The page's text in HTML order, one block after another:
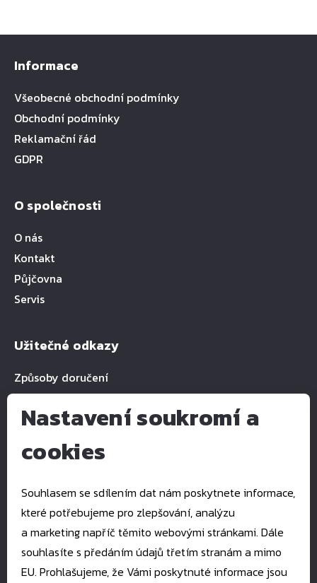
Informace
Všeobecné obchodní podmínky
Obchodní podmínky
Reklamační řád
GDPR
O společnosti
O nás
Kontakt
Půjčovna
Servis
Užitečné odkazy
Způsoby doručení
Kontakty
Tel.:
+420 777 993 939
Štefánikova 1512
760 01 Zlín
Nastavení soukromí a
cookies
Souhlasem se sdílením dat nám poskytnete informace,
které potřebujeme pro zlepšování, analýzu
a marketing napříč těmito webovými stránkami. Dále
souhlasíte s předáním údajů třetím stranám a mimo
EU. Prohlašujeme, že Vámi poskytnuté informace jsou